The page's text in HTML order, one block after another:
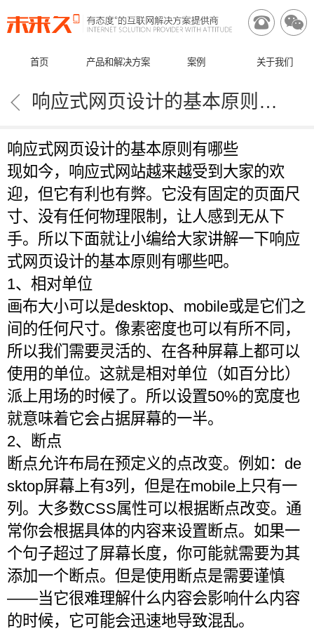
 
首页 产品和解决方案 案例 关于我们
 响应式网页设计的基本原则有哪些
响应式网页设计的基本原则有哪些
现如今，响应式网站越来越受到大家的欢
迎，但它有利也有弊。它没有固定的页面尺
寸、没有任何物理限制，让人感到无从下
手。所以下面就让小编给大家讲解一下响应
式网页设计的基本原则有哪些吧。
1、相对单位
画布大小可以是desktop、mobile或是它们之
间的任何尺寸。像素密度也可以有所不同，
所以我们需要灵活的、在各种屏幕上都可以
使用的单位。这就是相对单位（如百分比）
派上用场的时候了。所以设置50%的宽度也
就意味着它会占据屏幕的一半。
2、断点
断点允许布局在预定义的点改变。例如：de
sktop屏幕上有3列，但是在mobile上只有一
列。大多数CSS属性可以根据断点改变。通
常你会根据具体的内容来设置断点。如果一
个句子超过了屏幕长度，你可能就需要为其
添加一个断点。但是使用断点是需要谨慎
——当它很难理解什么内容会影响什么内容
的时候，它可能会迅速地导致混乱。